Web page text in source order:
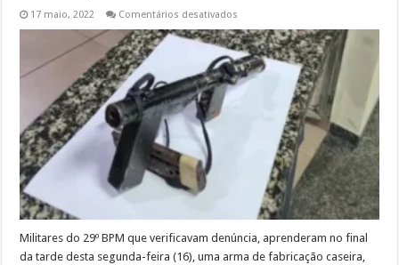
17 maio, 2022 Comentários desativados
caseira
é
apreendida
em
Bom
Itabapoana
Militares do 29º BPM que verificavam denúncia, aprenderam no final
da tarde desta segunda-feira (16), uma arma de fabricação caseira,